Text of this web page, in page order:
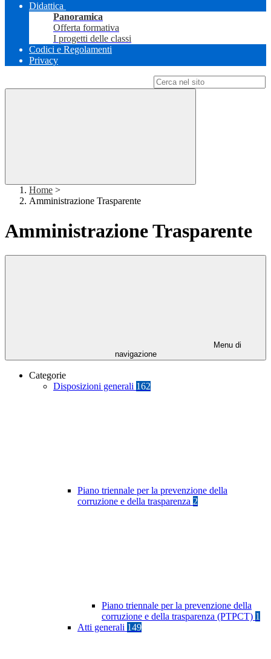
Didattica
Panoramica
Offerta formativa
I progetti delle classi
Codici e Regolamenti
Privacy
Home >
Amministrazione Trasparente
Amministrazione Trasparente
Menu di
navigazione
Categorie
Disposizioni generali 162
Piano triennale per la prevenzione della
corruzione e della trasparenza 2
Piano triennale per la prevenzione della
corruzione e della trasparenza (PTPCT) 1
Atti generali 149